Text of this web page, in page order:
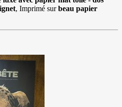
, Imprimé surbeau papier